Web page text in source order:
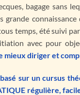
bagage sans
grande connaissance
temps, été suivi
avec pour
mieux diriger et
sur un cursus
régulière,